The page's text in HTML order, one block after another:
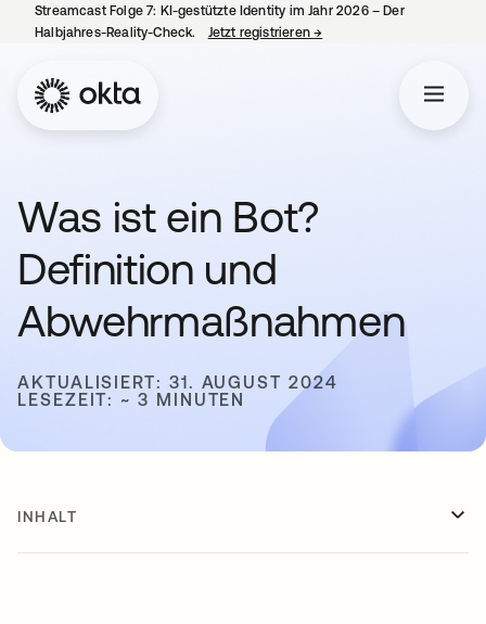
Streamcast Folge 7: KI-gestützte Identity im Jahr 2026 – Der
Halbjahres-Reality-Check.
Jetzt registrieren→
Was ist ein Bot?
Definition und
Abwehrmaßnahmen
AKTUALISIERT: 31. AUGUST 2024
LESEZEIT: ~ 3 MINUTEN
INHALT